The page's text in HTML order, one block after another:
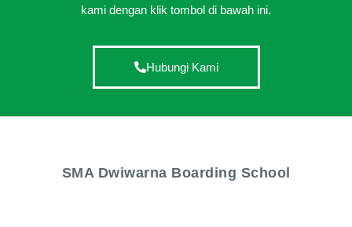
kami dengan klik tombol di bawah ini.
Hubungi Kami
SMA Dwiwarna Boarding School